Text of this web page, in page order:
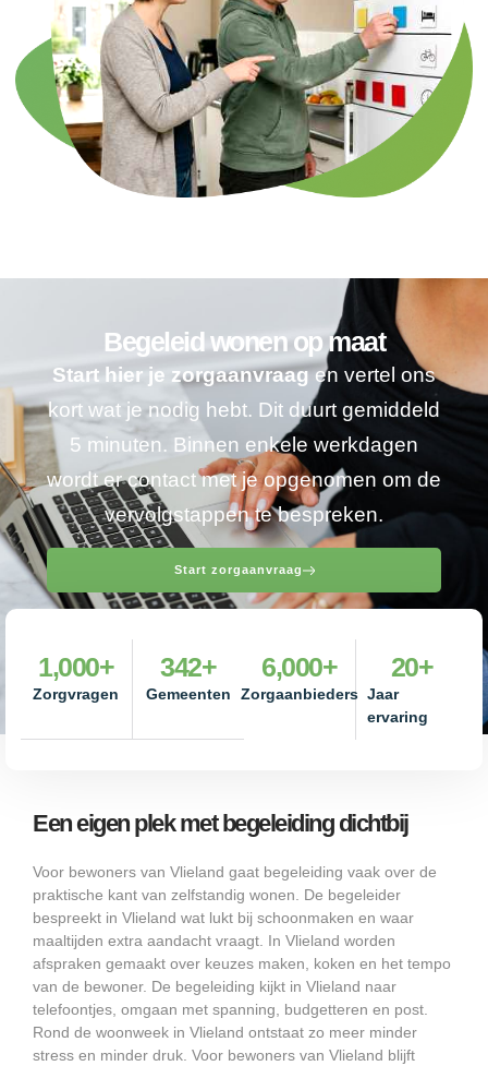
Begeleid wonen op maat
Start hier je zorgaanvraagen vertel ons
kort wat je nodig hebt. Dit duurt gemiddeld
5 minuten. Binnen enkele werkdagen
wordt er contact met je opgenomen om de
vervolgstappen te bespreken.
Start zorgaanvraag
Zorgvragen
1,000+
Gemeenten
342+
Zorgaanbieders
6,000+
Jaar
ervaring
20+
Een eigen plek met begeleiding dichtbij
Voor bewoners van Vlieland gaat begeleiding vaak over de
praktische kant van zelfstandig wonen. De begeleider
bespreekt in Vlieland wat lukt bij schoonmaken en waar
maaltijden extra aandacht vraagt. In Vlieland worden
afspraken gemaakt over keuzes maken, koken en het tempo
van de bewoner. De begeleiding kijkt in Vlieland naar
telefoontjes, omgaan met spanning, budgetteren en post.
Rond de woonweek in Vlieland ontstaat zo meer minder
stress en minder druk. Voor bewoners van Vlieland blijft